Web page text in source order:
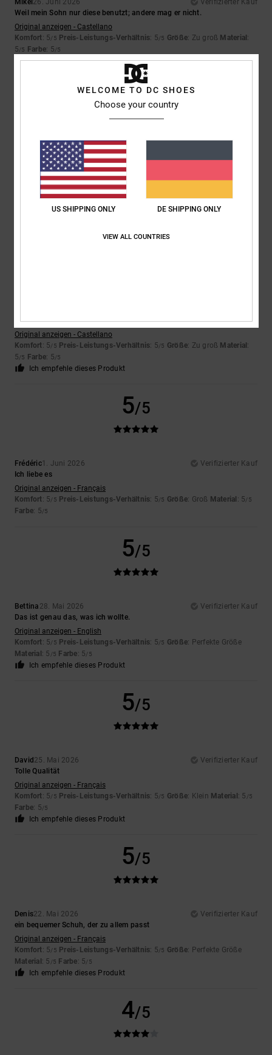
Mikel 26. Juni 2026
Verifizierter Kauf
Weil mein Sohn nur diese benutzt; andere mag er nicht.
Original anzeigen - Castellano
Komfort: 5/5 Preis-Leistungs-Verhältnis: 5/5 Größe: Zu groß Material :
5/5 Farbe: 5/5
Ich empfehle dieses Produkt
5/5
24. Juni 2026
Original anzeigen - Français
Komfort: 5/5 Preis-Leistungs-Verhältnis
Genau wie auf dem Foto
Original anzeigen - Castellano
Komfort: 5/5 Preis-Leistungs-Verhältnis: 5/5 Größe: Zu groß Material :
5/5 Farbe: 5/5
Ich empfehle dieses Produkt
5/5
Frédéric1. Juni 2026
Verifizierter Kauf
Ich liebe es
Original anzeigen - Français
Komfort: 5/5 Preis-Leistungs-Verhältnis: 5/5 Größe: Groß Material : 5/5
Farbe: 5/5
5/5
Bettina 28. Mai 2026
Verifizierter Kauf
Das ist genau das, was ich wollte.
Original anzeigen - English
Komfort: 5/5 Preis-Leistungs-Verhältnis: 5/5 Größe: Perfekte Größe
Material : 5 /5 Farbe: 5/5
Ich empfehle dieses Produkt
5/5
David 25. Mai 2026
Verifizierter Kauf
Tolle Qualität
Original anzeigen - Français
Komfort: 5/5 Preis-Leistungs-Verhältnis: 5/5 Größe: Klein Material : 5 /5
Farbe: 5/5
Ich empfehle dieses Produkt
5/5
Denis22. Mai 2026
Verifizierter Kauf
ein bequemer Schuh, der zu allem passt
Original anzeigen - Français
Komfort: 5/5 Preis-Leistungs-Verhältnis: 5/5 Größe: Perfekte Größe
Material : 5 /5 Farbe: 5/5
Ich empfehle dieses Produkt
4/5
WELCOME TO DC SHOES
Choose your country
US SHIPPING ONLY DE SHIPPING ONLY
VIEW ALL COUNTRIES